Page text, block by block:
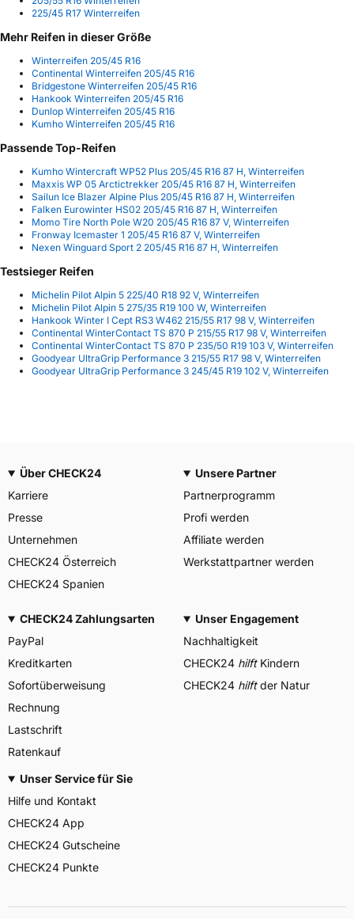
225/45 R17 Winterreifen
Mehr Reifen in dieser Größe
Winterreifen 205/45 R16
Continental Winterreifen 205/45 R16
Bridgestone Winterreifen 205/45 R16
Hankook Winterreifen 205/45 R16
Dunlop Winterreifen 205/45 R16
Kumho Winterreifen 205/45 R16
Passende Top-Reifen
Kumho Wintercraft WP52 Plus 205/45 R16 87 H, Winterreifen
Maxxis WP 05 Arctictrekker 205/45 R16 87 H, Winterreifen
Sailun Ice Blazer Alpine Plus 205/45 R16 87 H, Winterreifen
Falken Eurowinter HS02 205/45 R16 87 H, Winterreifen
Momo Tire North Pole W20 205/45 R16 87 V, Winterreifen
Fronway Icemaster 1 205/45 R16 87 V, Winterreifen
Nexen Winguard Sport 2 205/45 R16 87 H, Winterreifen
Testsieger Reifen
Michelin Pilot Alpin 5 225/40 R18 92 V, Winterreifen
Michelin Pilot Alpin 5 275/35 R19 100 W, Winterreifen
Hankook Winter I Cept RS3 W462 215/55 R17 98 V, Winterreifen
Continental WinterContact TS 870 P 215/55 R17 98 V, Winterreifen
Continental WinterContact TS 870 P 235/50 R19 103 V, Winterreifen
Goodyear UltraGrip Performance 3 215/55 R17 98 V, Winterreifen
Goodyear UltraGrip Performance 3 245/45 R19 102 V, Winterreifen
Über CHECK24
Karriere
Presse
Unternehmen
CHECK24 Österreich
CHECK24 Spanien
Unsere Partner
Partnerprogramm
Profi werden
Affiliate werden
Werkstattpartner werden
CHECK24 Zahlungsarten
PayPal
Kreditkarten
Sofortüberweisung
Rechnung
Lastschrift
Ratenkauf
Unser Engagement
Nachhaltigkeit
CHECK24 hilftKindern
CHECK24 hilftder Natur
Unser Service für Sie
Hilfe und Kontakt
CHECK24 App
CHECK24 Gutscheine
CHECK24 Punkte